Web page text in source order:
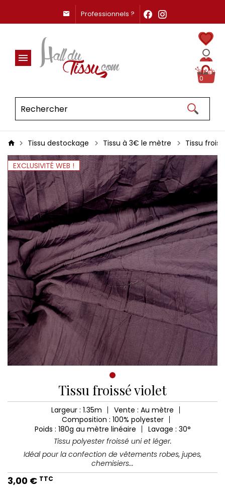
Professionnels ?
0
Tissu destockage Tissu à 3€ le mètre Tissu
EXCLUSIVITÉ WEB !
Tissu froissé violet
Largeur : 1.35m
Vente : Au mètre
Composition : 100% polyester
Poids : 180g au mètre linéaire
Lavage : 30°
Tissu polyester froissé uni et léger.
Idéal pour la confection de vêtements robes, jupes,
chemisiers...
3,00 € TTC